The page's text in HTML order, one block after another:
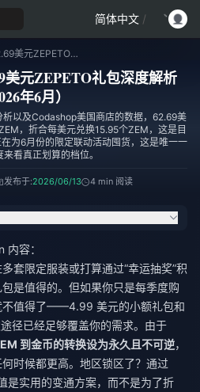
简体中文 /
没钱买ZEM了？62.69美元ZEPETO礼包深度解析（2026年6月）
元ZEPETO礼包深度解析
年6月）
以及Codashop美国商店的数据，62.69美
，折合每美元兑换15.95个ZEM，这是目
为6月份的限定联动活动囤货，这是唯一一
看真正划算的档位。
发布于:2026/06/13 4 min 阅读
容：
套限定服装或打算通过“幸运抽奖”积
是值得的。但如果你只是每季度购
不值得了——4.99 美元的小额礼包和
径已经足够覆盖你的需求。由于
到金币的转换设为永久且不可逆，
时候都更高。地区锁区了？通过
是实用的变通方案，而不是为了折